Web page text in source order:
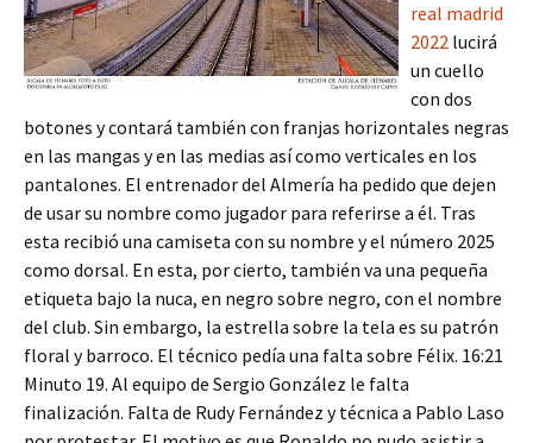
real madrid
2022 lucirá
un cuello
con dos
botones y contará también con franjas horizontales negras
en las mangas y en las medias así como verticales en los
pantalones. El entrenador del Almería ha pedido que dejen
de usar su nombre como jugador para referirse a él. Tras
esta recibió una camiseta con su nombre y el número 2025
como dorsal. En esta, por cierto, también va una pequeña
etiqueta bajo la nuca, en negro sobre negro, con el nombre
del club. Sin embargo, la estrella sobre la tela es su patrón
floral y barroco. El técnico pedía una falta sobre Félix. 16:21
Minuto 19. Al equipo de Sergio González le falta
finalización. Falta de Rudy Fernández y técnica a Pablo Laso